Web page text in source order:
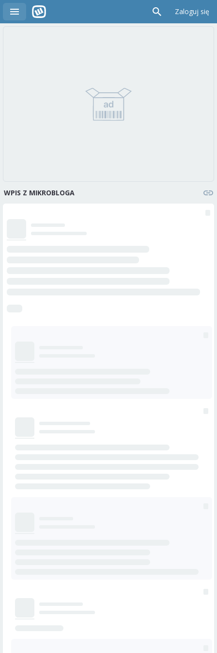
Zaloguj się
WPIS Z MIKROBLOGA